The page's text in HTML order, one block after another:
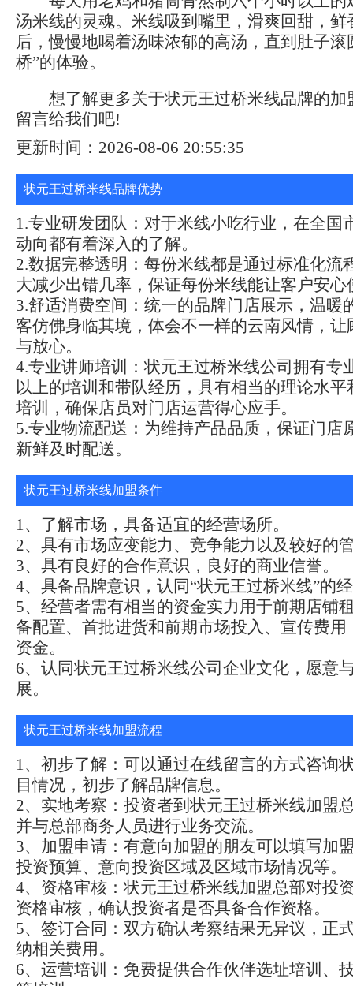
汤米线的灵魂。米线吸到嘴里，滑爽回甜，鲜
后，慢慢地喝着汤味浓郁的高汤，直到肚子滚
桥”的体验。
想了解更多关于状元王过桥米线品牌的加
留言给我们吧!
更新时间：2026-08-06 20:55:35
状元王过桥米线品牌优势
1.专业研发团队：对于米线小吃行业，在全国
动向都有着深入的了解。
2.数据完整透明：每份米线都是通过标准化流
大减少出错几率，保证每份米线能让客户安心
3.舒适消费空间：统一的品牌门店展示，温暖
客仿佛身临其境，体会不一样的云南风情，让
与放心。
4.专业讲师培训：状元王过桥米线公司拥有专
以上的培训和带队经历，具有相当的理论水
培训，确保店员对门店运营得心应手。
5.专业物流配送：为维持产品品质，保证门店
新鲜及时配送。
状元王过桥米线加盟条件
1、了解市场，具备适宜的经营场所。
2、具有市场应变能力、竞争能力以及较好的
3、具有良好的合作意识，良好的商业信誉。
4、具备品牌意识，认同“状元王过桥米线”的
5、经营者需有相当的资金实力用于前期店铺
备配置、首批进货和前期市场投入、宣传费用
资金。
6、认同状元王过桥米线公司企业文化，愿意
展。
状元王过桥米线加盟流程
1、初步了解：可以通过在线留言的方式咨询
目情况，初步了解品牌信息。
2、实地考察：投资者到状元王过桥米线加盟
并与总部商务人员进行业务交流。
3、加盟申请：有意向加盟的朋友可以填写加
投资预算、意向投资区域及区域市场情况等。
4、资格审核：状元王过桥米线加盟总部对投
资格审核，确认投资者是否具备合作资格。
5、签订合同：双方确认考察结果无异议，正
纳相关费用。
6、运营培训：免费提供合作伙伴选址培训、